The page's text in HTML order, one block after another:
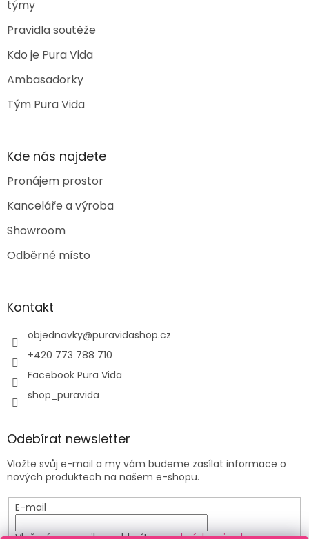
týmy
Pravidla soutěže
Kdo je Pura Vida
Ambasadorky
Tým Pura Vida
Kde nás najdete
Pronájem prostor
Kanceláře a výroba
Showroom
Odběrné místo
Kontakt
objednavky@puravidashop.cz
+420 773 788 710
Facebook Pura Vida
shop_puravida
Odebírat newsletter
Vložte svůj e-mail a my vám budeme zasílat informace o
nových produktech na našem e-shopu.
E-mail